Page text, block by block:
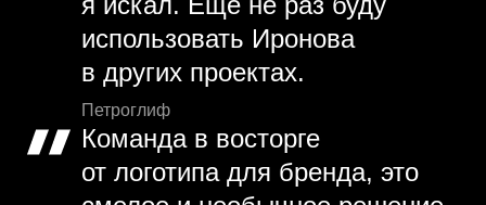
использовать Иронова
в других проектах.
Петроглиф
Команда в восторге
от логотипа для бренда, это